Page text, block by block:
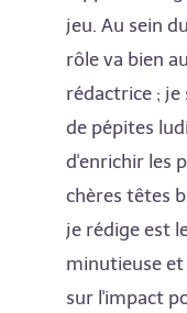
jeu. Au sein
rôle va bien
rédactrice ; je
de pépites
d'enrichir les
chères têtes
je rédige est
minutieuse
sur l'impact